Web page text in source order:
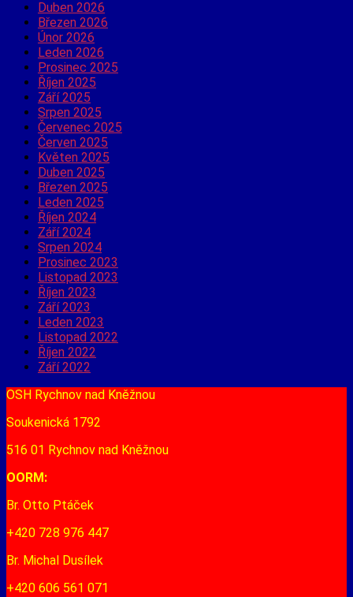
Duben 2026
Březen 2026
Únor 2026
Leden 2026
Prosinec 2025
Říjen 2025
Září 2025
Srpen 2025
Červenec 2025
Červen 2025
Květen 2025
Duben 2025
Březen 2025
Leden 2025
Říjen 2024
Září 2024
Srpen 2024
Prosinec 2023
Listopad 2023
Říjen 2023
Září 2023
Leden 2023
Listopad 2022
Říjen 2022
Září 2022
OSH Rychnov nad Kněžnou
Soukenická 1792
516 01 Rychnov nad Kněžnou
OORM:
Br. Otto Ptáček
+420 728 976 447
Br. Michal Dusílek
+420 606 561 071